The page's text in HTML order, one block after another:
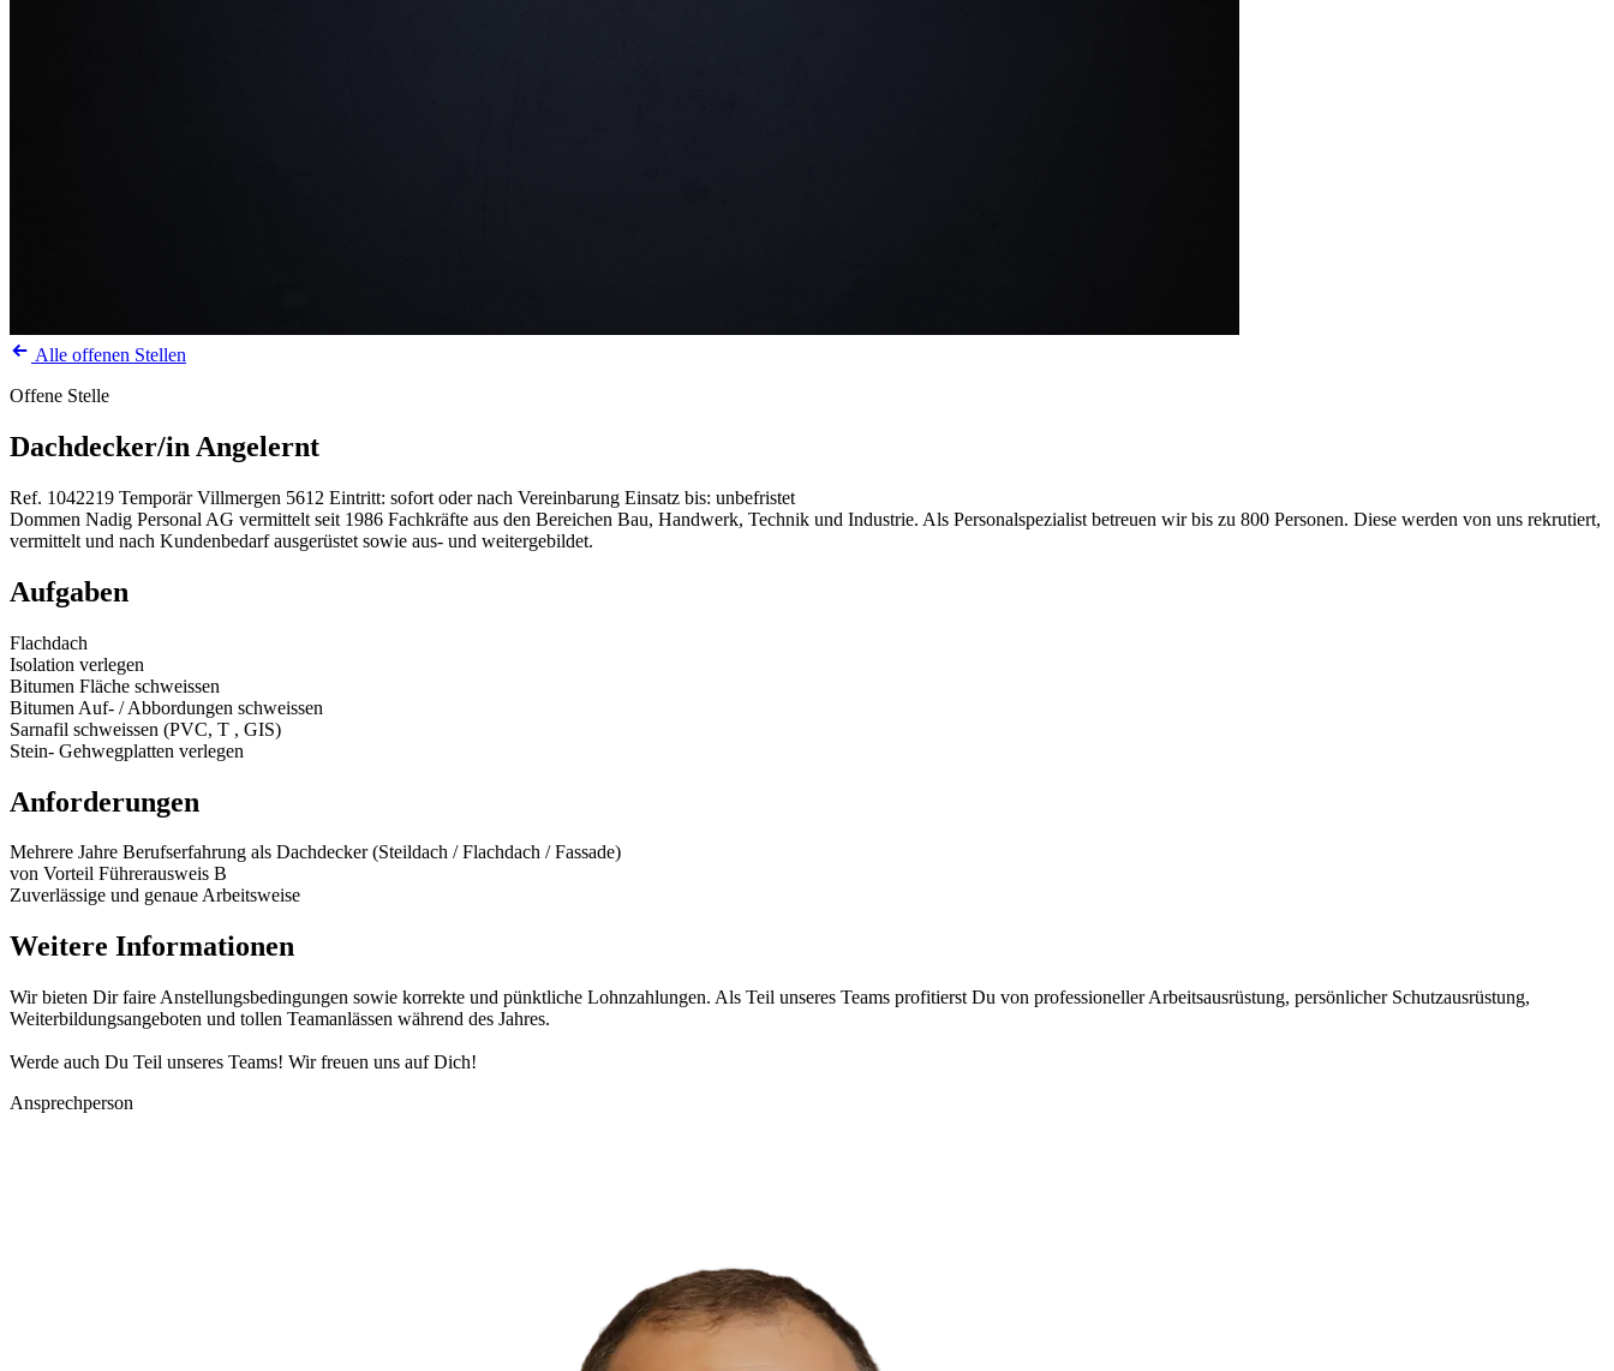
Alle offenen Stellen
Offene Stelle
Dachdecker/in Angelernt
Ref. 1042219 Temporär Villmergen 5612 Eintritt: sofort oder nach Vereinbarung Einsatz bis: unbefristet
Dommen Nadig Personal AG vermittelt seit 1986 Fachkräfte aus den Bereichen Bau, Handwerk, Technik und Industrie. Als Personalspezialist betreuen wir bis zu 800 Personen. Diese werden von uns rekrutiert,
vermittelt und nach Kundenbedarf ausgerüstet sowie aus- und weitergebildet.
Aufgaben
Flachdach
Isolation verlegen
Bitumen Fläche schweissen
Bitumen Auf- / Abbordungen schweissen
Sarnafil schweissen (PVC, T , GIS)
Stein- Gehwegplatten verlegen
Anforderungen
Mehrere Jahre Berufserfahrung als Dachdecker (Steildach / Flachdach / Fassade)
von Vorteil Führerausweis B
Zuverlässige und genaue Arbeitsweise
Weitere Informationen
Wir bieten Dir faire Anstellungsbedingungen sowie korrekte und pünktliche Lohnzahlungen. Als Teil unseres Teams profitierst Du von professioneller Arbeitsausrüstung, persönlicher Schutzausrüstung,
Weiterbildungsangeboten und tollen Teamanlässen während des Jahres.
Werde auch Du Teil unseres Teams! Wir freuen uns auf Dich!
Ansprechperson